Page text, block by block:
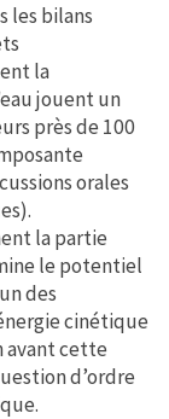
les bilans
la
jouent un
près de 100
orales
la partie
le potentiel
des
cinétique
avant cette
d’ordre